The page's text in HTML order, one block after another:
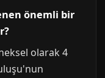
önemli bir
olarak 4